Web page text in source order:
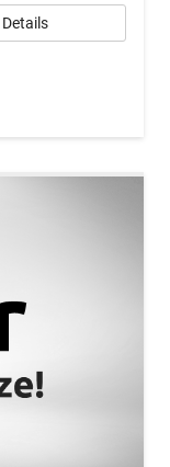
Details